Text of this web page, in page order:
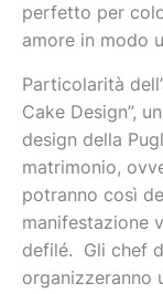
perfetto per
amore in modo
Particolarità
Cake Design”,
design della
matrimonio,
potranno così
manifestazione
defilé. Gli chef
organizzeranno